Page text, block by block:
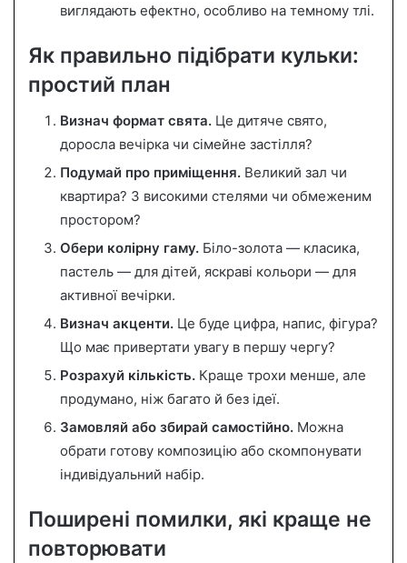
виглядають ефектно, особливо на темному тлі.
Як правильно підібрати кульки:
простий план
Визнач формат свята. Це дитяче свято,
доросла вечірка чи сімейне застілля?
Подумай про приміщення. Великий зал чи
квартира? З високими стелями чи обмеженим
простором?
Обери колірну гаму. Біло-золота — класика,
пастель — для дітей, яскраві кольори — для
активної вечірки.
Визнач акценти. Це буде цифра, напис, фігура?
Що має привертати увагу в першу чергу?
Розрахуй кількість. Краще трохи менше, але
продумано, ніж багато й без ідеї.
Замовляй або збирай самостійно. Можна
обрати готову композицію або скомпонувати
індивідуальний набір.
Поширені помилки, які краще не
повторювати